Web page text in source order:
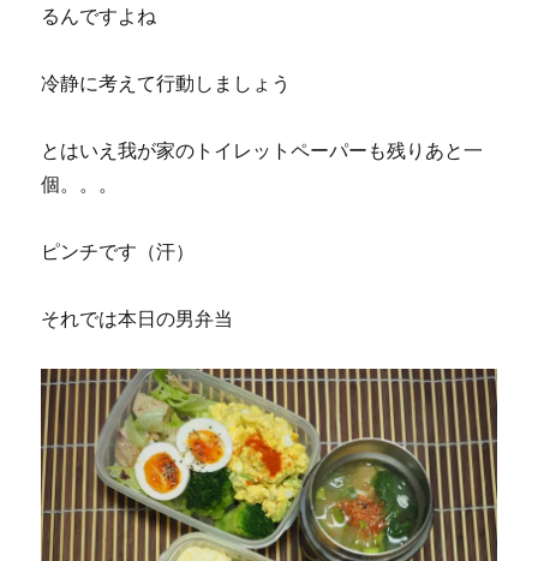
るんですよね
冷静に考えて行動しましょう
とはいえ我が家のトイレットペーパーも残りあと一
個。。。
ピンチです（汗）
それでは本日の男弁当